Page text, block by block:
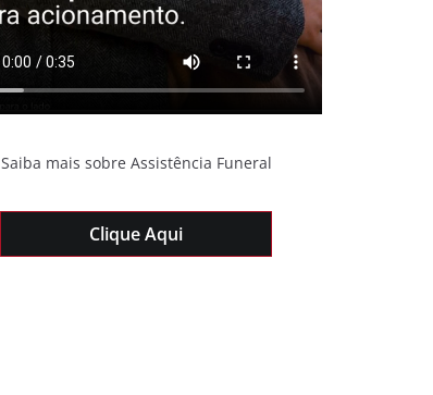
Saiba mais sobre Assistência Funeral
Clique Aqui